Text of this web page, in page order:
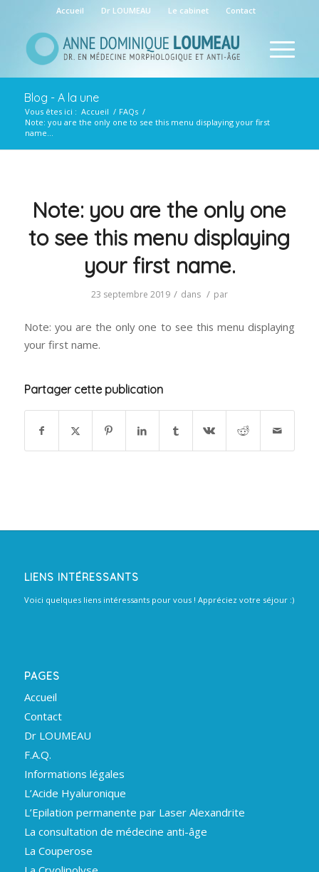
Accueil Dr LOUMEAU Le cabinet Contact
Blog - A la une
Vous êtes ici : Accueil / FAQs /
Note: you are the only one to see this menu displaying your first
name...
Note: you are the only one
to see this menu displaying
your first name.
23 septembre 2019 / dans / par
Note: you are the only one to see this menu displaying
your first name.
Partager cette publication
LIENS INTÉRESSANTS
Voici quelques liens intéressants pour vous ! Appréciez votre séjour :)
PAGES
Accueil
Contact
Dr LOUMEAU
F.A.Q.
Informations légales
L’Acide Hyaluronique
L’Epilation permanente par Laser Alexandrite
La consultation de médecine anti-âge
La Couperose